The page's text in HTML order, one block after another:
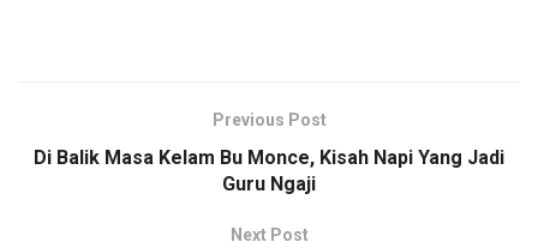
Previous Post
Di Balik Masa Kelam Bu Monce, Kisah Napi Yang Jadi
Guru Ngaji
Next Post